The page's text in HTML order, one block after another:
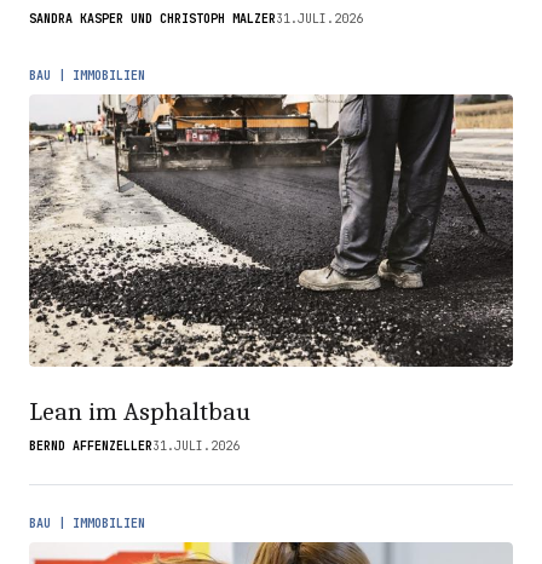
SANDRA KASPER UND CHRISTOPH MALZER31.JULI.2026
BAU | IMMOBILIEN
Lean im Asphaltbau
BERND AFFENZELLER31.JULI.2026
BAU | IMMOBILIEN